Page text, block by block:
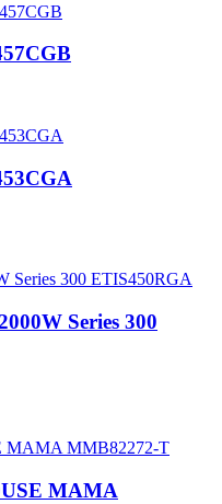
Series 300
MAMA